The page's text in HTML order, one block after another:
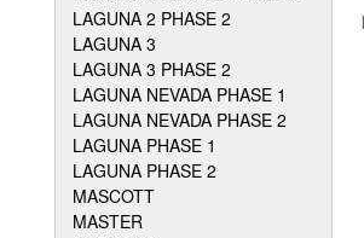
LAGUNA 2 PHASE 2
LAGUNA 3
LAGUNA 3 PHASE 2
LAGUNA NEVADA PHASE 1
LAGUNA NEVADA PHASE 2
LAGUNA PHASE 1
LAGUNA PHASE 2
MASCOTT
MASTER